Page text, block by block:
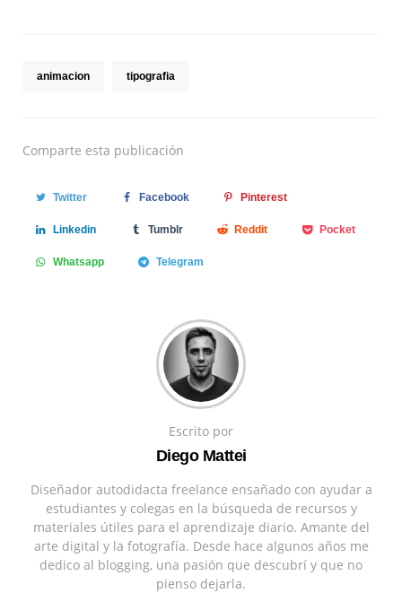
animacion tipografia
Comparte esta publicación
Twitter Facebook Pinterest
Linkedin Tumblr Reddit Pocket
Whatsapp Telegram
Escrito por
Diego Mattei
Diseñador autodidacta freelance ensañado con ayudar a
estudiantes y colegas en la búsqueda de recursos y
materiales útiles para el aprendizaje diario. Amante del
arte digital y la fotografía. Desde hace algunos años me
dedico al blogging, una pasión que descubrí y que no
pienso dejarla.